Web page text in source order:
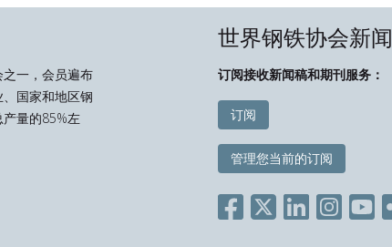
一，会员遍布
国家和地区钢
量的85%左
世界钢铁协会新闻
订阅接收新闻稿和期刊服务：
订阅
管理您当前的订阅